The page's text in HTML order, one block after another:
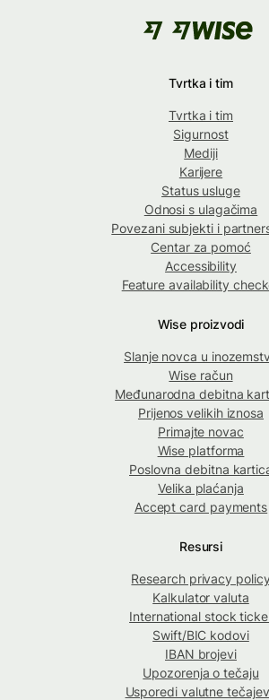
Tvrtka i tim
Tvrtka i tim
Sigurnost
Mediji
Karijere
Status usluge
Odnosi s ulagačima
Povezani subjekti i
Centar za pomoć
Accessibility
Feature availability
Wise proizvodi
Slanje novca u
Wise račun
Međunarodna debitna
Prijenos velikih iznosa
Primajte novac
Wise platforma
Poslovna debitna
Velika plaćanja
Accept card payments
Resursi
Research privacy policy
Kalkulator valuta
International stock
Swift/BIC kodovi
IBAN brojevi
Upozorenja o tečaju
Usporedi valutne